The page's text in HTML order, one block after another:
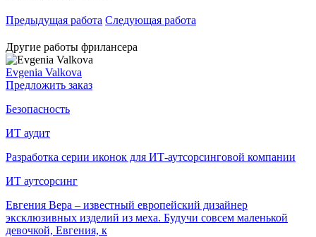
Предыдущая работа Следующая работа
Другие работы фрилансера
Evgenia Valkova
Предложить заказ
Безопасность
ИТ аудит
Разработка серии иконок для ИТ-аутсорсинговой компании
ИТ аутсорсинг
Евгения Вера – известный европейский дизайнер
эксклюзивных изделий из меха. Будучи совсем маленькой
девочкой, Евгения, к